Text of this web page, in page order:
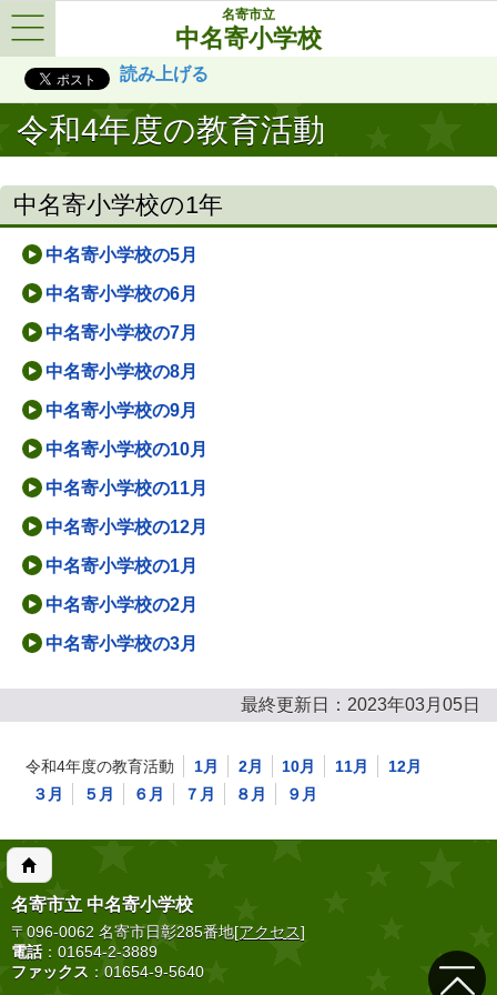
名寄市立
中名寄小学校
Menu 読み上げる
令和4年度の教育活動
中名寄小学校の1年
中名寄小学校の5月
中名寄小学校の6月
中名寄小学校の7月
中名寄小学校の8月
中名寄小学校の9月
中名寄小学校の10月
中名寄小学校の11月
中名寄小学校の12月
中名寄小学校の1月
中名寄小学校の2月
中名寄小学校の3月
最終更新日：2023年03月05日
令和4年度の教育活動 1月 2月 10月 11月
12月
３月
５月 ６月 ７月 ８月 ９月
名寄市立 中名寄小学校
〒096-0062 名寄市日彰285番地[アクセス]
電話：01654-2-3889
ファックス ：01654-9-5640